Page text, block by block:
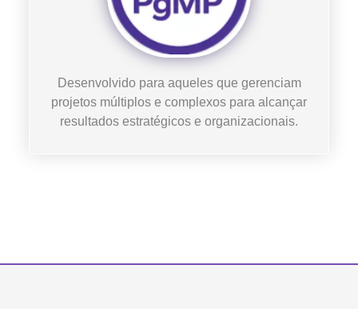
Desenvolvido para aqueles que gerenciam
projetos múltiplos e complexos para alcançar
resultados estratégicos e organizacionais.